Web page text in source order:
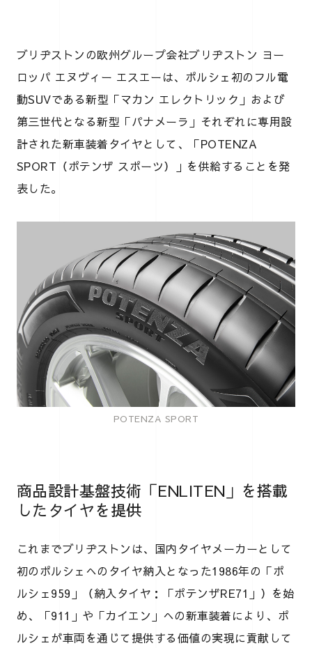
ブリヂストンの欧州グループ会社ブリヂストン ヨー
ロッパ エヌヴィー エスエーは、ポルシェ初のフル電
動SUVである新型「マカン エレクトリック」および
第三世代となる新型「パナメーラ」それぞれに専用設
計された新車装着タイヤとして、「POTENZA
SPORT（ポテンザ スポーツ）」を供給することを発
表した。
POTENZA SPORT
商品設計基盤技術「ENLITEN」を搭載
したタイヤを提供
これまでブリヂストンは、国内タイヤメーカーとして
初のポルシェへのタイヤ納入となった1986年の「ポ
ルシェ959」（納入タイヤ：「ポテンザRE71」）を始
め、「911」や「カイエン」への新車装着により、ポ
ルシェが車両を通じて提供する価値の実現に貢献して